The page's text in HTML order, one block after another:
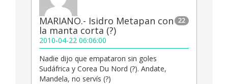
22
MARIANO.- Isidro Metapan con
la manta corta (?)
2010-04-22 06:06:00
Nadie dijo que empataron sin goles
Sudáfrica y Corea Du Nord (?). Andate,
Mandela, no servís (?)